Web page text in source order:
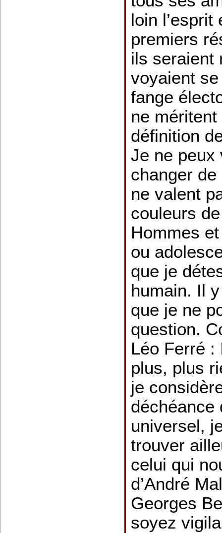
loin
premiers
ils seraient
voyaient
fange
ne
définition
Je ne peux
changer
ne valent
couleurs
Hommes
ou
que je
humain. Il
que je ne
question.
Léo Ferré :
plus, plus
je
déchéance
universel,
trouver
celui qui
d’André
Georges
soyez